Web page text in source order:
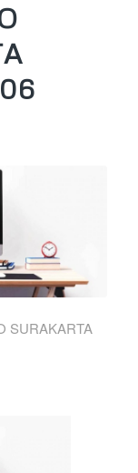
SURAKARTA